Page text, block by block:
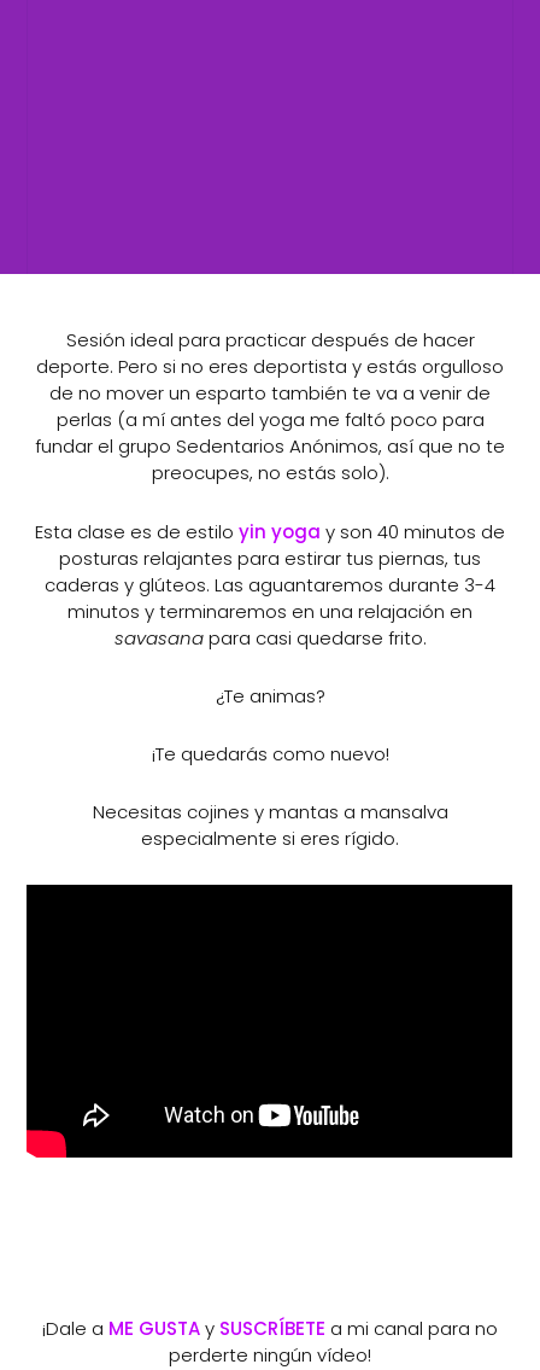
Sesión ideal para practicar después de hacer
deporte. Pero si no eres deportista y estás orgulloso
de no mover un esparto también te va a venir de
perlas (a mí antes del yoga me faltó poco para
fundar el grupo Sedentarios Anónimos, así que no te
preocupes, no estás solo).
Esta clase es de estilo yin yoga y son 40 minutos de
posturas relajantes para estirar tus piernas, tus
caderas y glúteos. Las aguantaremos durante 3-4
minutos y terminaremos en una relajación en
savasanapara casi quedarse frito.
¿Te animas?
¡Te quedarás como nuevo!
Necesitas cojines y mantas a mansalva
especialmente si eres rígido.
¡Dale a ME GUSTAy SUSCRÍBETE a mi canal para no
perderte ningún vídeo!